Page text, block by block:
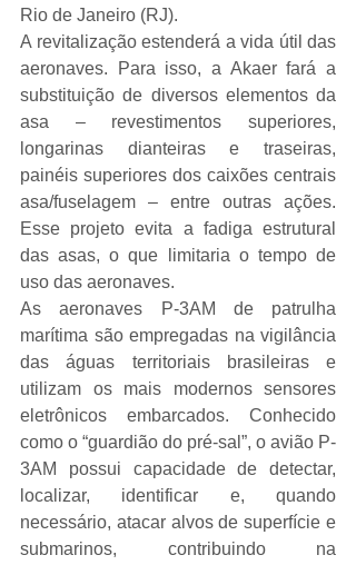
Rio de Janeiro (RJ).
A revitalização estenderá a vida útil das
aeronaves. Para isso, a Akaer fará a
substituição de diversos elementos da
asa – revestimentos superiores,
longarinas dianteiras e traseiras,
painéis superiores dos caixões centrais
asa/fuselagem – entre outras ações.
Esse projeto evita a fadiga estrutural
das asas, o que limitaria o tempo de
uso das aeronaves.
As aeronaves P-3AM de patrulha
marítima são empregadas na vigilância
das águas territoriais brasileiras e
utilizam os mais modernos sensores
eletrônicos embarcados. Conhecido
como o “guardião do pré-sal”, o avião P-
3AM possui capacidade de detectar,
localizar, identificar e, quando
necessário, atacar alvos de superfície e
submarinos, contribuindo na